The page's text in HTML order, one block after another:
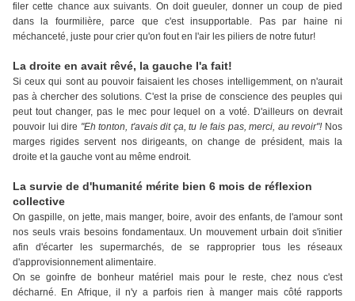
filer cette chance aux suivants. On doit gueuler, donner un coup de pied
dans la fourmilière, parce que c'est insupportable. Pas par haine ni
méchanceté, juste pour crier qu'on fout en l'air les piliers de notre futur!
La droite en avait rêvé, la gauche l'a fait!
Si ceux qui sont au pouvoir faisaient les choses intelligemment, on n'aurait
pas à chercher des solutions. C'est la prise de conscience des peuples qui
peut tout changer, pas le mec pour lequel on a voté. D'ailleurs on devrait
pouvoir lui dire "Eh tonton, t'avais dit ça, tu le fais pas, merci, au revoir"!Nos
marges rigides servent nos dirigeants, on change de président, mais la
droite et la gauche vont au même endroit.
La survie de d'humanité mérite bien 6 mois de réflexion
collective
On gaspille, on jette, maismanger, boire, avoir des enfants, de l'amour sont
nos seuls vrais besoins fondamentaux. Un mouvement urbain doit s'initier
afin d'écarter les supermarchés, de se rapproprier tous les réseaux
d'approvisionnement alimentaire.
On se goinfre de bonheur matériel mais pour le reste, chez nous c'est
décharné. En Afrique, il n'y a parfois rien à manger mais côté rapports